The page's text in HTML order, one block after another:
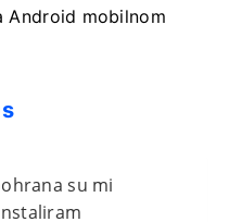
Android mobilnom
su mi